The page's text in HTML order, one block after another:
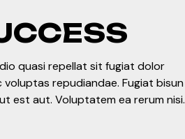
quasi repellat sit fugiat dolor
repudiandae. Fugiat bisun
est aut. Voluptatem ea rerum nisi.